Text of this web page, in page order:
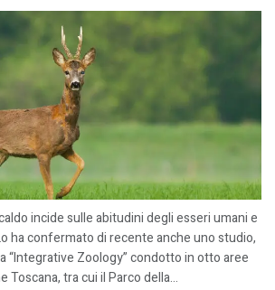
incide sulle abitudini degli esseri umani e
ha confermato di recente anche uno studio,
“Integrative Zoology” condotto in otto aree
Toscana, tra cui il Parco della...